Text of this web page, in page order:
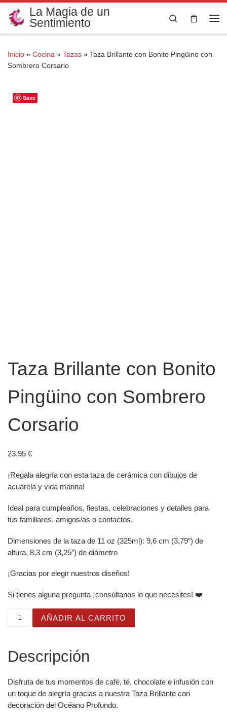
Saltar al contenido
La Magia de un
Sentimiento
Search
Inicio » Cocina » Tazas » Taza Brillante con Bonito Pingüino con
Sombrero Corsario
Save
Taza Brillante con Bonito
Pingüino con Sombrero
Corsario
23,95 €
¡Regala alegría con esta taza de cerámica con dibujos de
acuarela y vida marina!
Ideal para cumpleaños, fiestas, celebraciones y detalles para
tus familiares, amigos/as o contactos.
Dimensiones de la taza de 11 oz (325ml): 9,6 cm (3,79″) de
altura, 8,3 cm (3,25″) de diámetro
¡Gracias por elegir nuestros diseños!
Si tienes alguna pregunta ¡consúltanos lo que necesites! ❤️
Taza Brillante con Bonito Pingüino con Sombrero
AÑADIR AL CARRITO
Descripción
Disfruta de tus momentos de café, té, chocolate e infusión con
un toque de alegría gracias a nuestra Taza Brillante con
decoración del Océano Profundo.